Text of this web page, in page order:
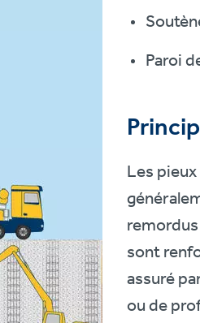
Paroi
Les
sont
assuré
ou de